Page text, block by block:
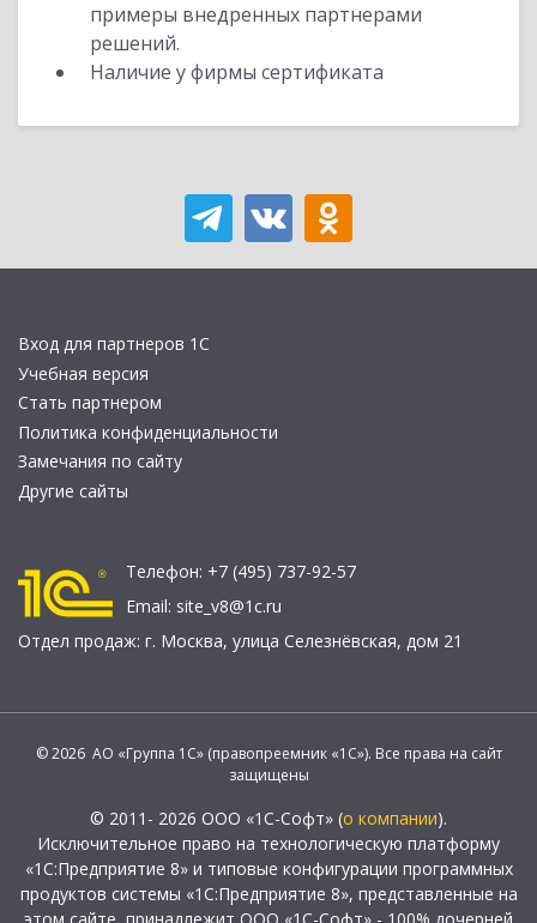
примеры внедренных партнерами
решений.
Наличие у фирмы сертификата
Вход для партнеров 1С
Учебная версия
Стать партнером
Политика конфиденциальности
Замечания по сайту
Другие сайты
Телефон: +7 (495) 737-92-57
Email: site_v8@1c.ru
Отдел продаж: г. Москва, улица Селезнёвская, дом 21
© 2026 АО «Группа 1С» (правопреемник «1С»). Все права на сайт
защищены
© 2011- 2026 ООО «1С-Софт» (о компании).
Исключительное право на технологическую платформу
«1С:Предприятие 8» и типовые конфигурации программных
продуктов системы «1С:Предприятие 8», представленные на